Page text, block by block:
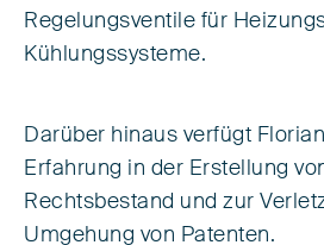
Regelungsventile für
Kühlungssysteme.
Darüber hinaus verfügt
Erfahrung in der Erstellung
Rechtsbestand und zur
Umgehung von Patenten.